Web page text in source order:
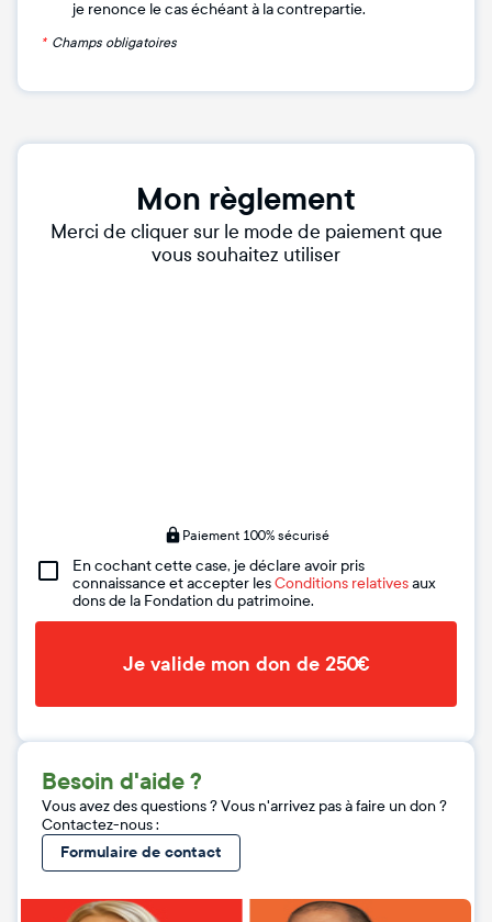
je renonce le cas échéant à la contrepartie.
* Champs obligatoires
Mon règlement
Merci de cliquer sur le mode de paiement que
vous souhaitez utiliser
Paiement 100% sécurisé
En cochant cette case, je déclare avoir pris
connaissance et accepter lesConditions relativesaux
dons de la Fondation du patrimoine.
Je valide mon don de 250€
Besoin d'aide ?
Vous avez des questions ? Vous n'arrivez pas à faire un don ?
Contactez-nous :
Formulaire de contact